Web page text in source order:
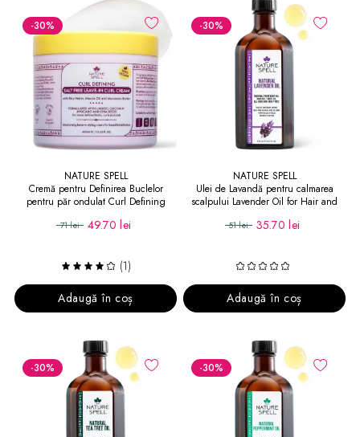
-30%
NATURE SPELL
Cremă pentru Definirea Buclelor
pentru păr ondulat Curl Defining
71 lei 49.70 lei
(1)
Adaugă în coș
-30%
NATURE SPELL
Ulei de Lavandă pentru calmarea
scalpului Lavender Oil for Hair and
51 lei 35.70 lei
Adaugă în coș
-30% -30%